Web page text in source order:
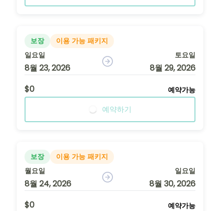
보장
이용 가능 패키지
일요일
8월 23, 2026
토요일
8월 29, 2026
$0
예약가능
예약하기
보장
이용 가능 패키지
월요일
8월 24, 2026
일요일
8월 30, 2026
$0
예약가능